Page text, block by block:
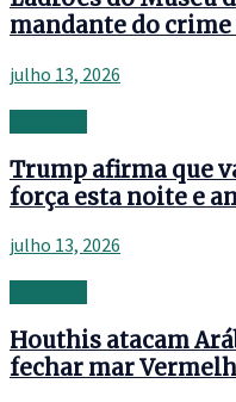
mandante do
julho 13, 2026
Trump afirma que
força esta noite e
julho 13, 2026
Houthis atacam
fechar mar